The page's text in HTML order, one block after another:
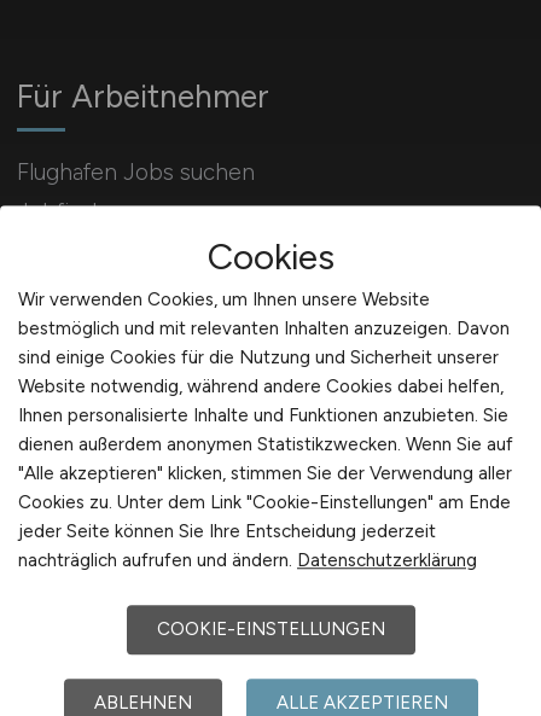
Für Arbeitnehmer
Flughafen Jobs suchen
Jobfinder
Arbeitnehmer Registrierung
Social Media & Networks
Gleichberechtigung & Vielfalt
Arbeitgeber Kontakt
Karrierenetzwerk
Cookies
Wir verwenden Cookies, um Ihnen unsere Website
bestmöglich und mit relevanten Inhalten anzuzeigen. Davon
sind einige Cookies für die Nutzung und Sicherheit unserer
Website notwendig, während andere Cookies dabei helfen,
Ihnen personalisierte Inhalte und Funktionen anzubieten. Sie
dienen außerdem anonymen Statistikzwecken. Wenn Sie auf
"Alle akzeptieren" klicken, stimmen Sie der Verwendung aller
Cookies zu. Unter dem Link "Cookie-Einstellungen" am Ende
jeder Seite können Sie Ihre Entscheidung jederzeit
nachträglich aufrufen und ändern. Datenschutzerklärung
COOKIE-EINSTELLUNGEN
ABLEHNEN ALLE AKZEPTIEREN